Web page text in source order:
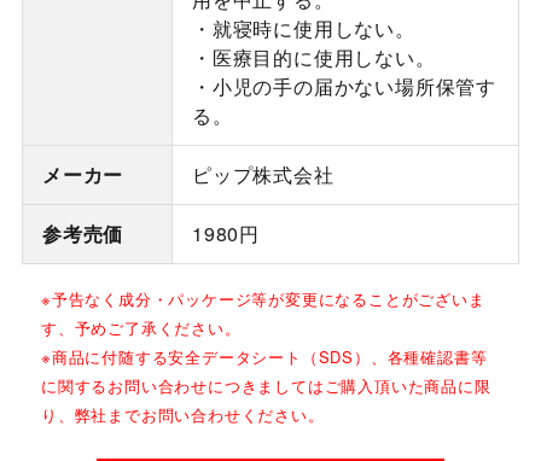
・就寝時に使用しない。
・医療目的に使用しない。
・小児の手の届かない場所保管す
る。
メーカー ピップ株式会社
参考売価 1980円
※予告なく成分・パッケージ等が変更になることがございま
す、予めご了承ください。
※商品に付随する安全データシート（SDS）、各種確認書等
に関するお問い合わせにつきましてはご購入頂いた商品に限
り、弊社までお問い合わせください。